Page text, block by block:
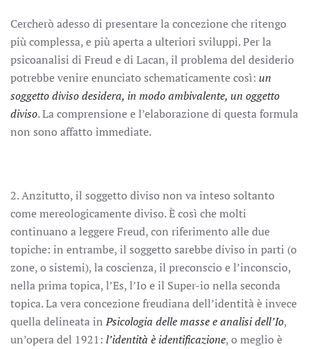
Cercherò adesso di presentare la concezione che ritengo
più complessa, e più aperta a ulteriori sviluppi. Per la
psicoanalisi di Freud e di Lacan, il problema del desiderio
potrebbe venire enunciato schematicamente così: un
soggetto diviso desidera, in modo ambivalente, un oggetto
diviso. La comprensione e l’elaborazione di questa formula
non sono affatto immediate.
2. Anzitutto, il soggetto diviso non va inteso soltanto
come mereologicamente diviso. È così che molti
continuano a leggere Freud, con riferimento alle due
topiche: in entrambe, il soggetto sarebbe diviso in parti (o
zone, o sistemi), la coscienza, il preconscio e l’inconscio,
nella prima topica, l’Es, l’Io e il Super-io nella seconda
topica. La vera concezione freudiana dell’identità è invece
quella delineata inPsicologia delle masse e analisi dell’Io,
un’opera del 1921: l’identità è identificazione, o meglio è